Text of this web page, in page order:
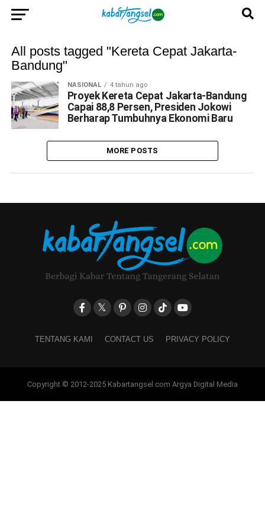
All posts tagged "Kereta Cepat Jakarta-
Bandung"
NASIONAL 4 tahun ago
Proyek Kereta Cepat Jakarta-Bandung
Capai 88,8 Persen, Presiden Jokowi
Berharap Tumbuhnya Ekonomi Baru
MORE POSTS
TENTANG KAMI CONTACT US PRIVACY POLICY
Copyright © 2012-2025 Kabartangsel.com Argya Digital Media